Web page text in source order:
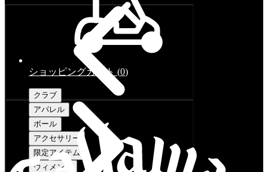
ショッピングカート (0)
クラブ
アパレル
ボール
アクセサリー
限定アイテム
ウィメンズ